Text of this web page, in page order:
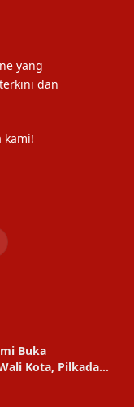
yang
dan
kami!
Buka
Kota, Pilkada